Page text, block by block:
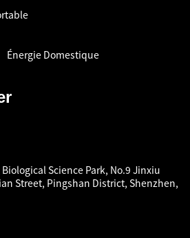
Domestique
Science Park, No.9 Jinxiu
Street, Pingshan District, Shenzhen,